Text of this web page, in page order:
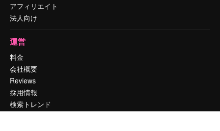
アフィリエイト
法人向け
運営
料金
会社概要
Reviews
採用情報
検索トレンド